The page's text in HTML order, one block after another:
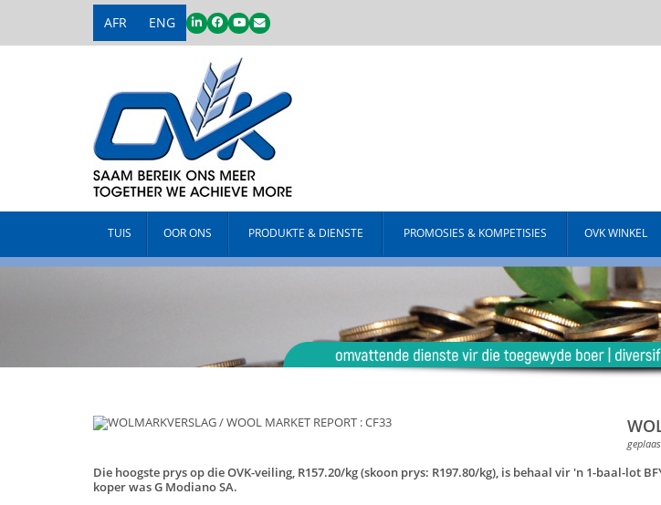
AFR ENG
TUIS OOR ONS PRODUKTE & DIENSTE PROMOSIES & KOMPETISIES OVK WINKEL
Die hoogste prys op die OVK-veiling, R157.20/kg (skoon prys: R197.80/kg), is behaal vir 'n 1-baal-lot
koper was G Modiano SA.